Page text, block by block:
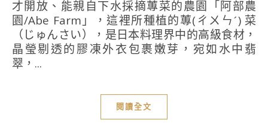
才開放、能親自下水採摘蓴菜的農園「阿部農
園/Abe Farm」，這裡所種植的蓴(ㄔㄨㄣˊ) 菜
（じゅんさい），是日本料理界中的高級食材，
晶瑩剔透的膠凍外衣包裹嫩芽，宛如水中翡
翠，...
閱讀全文